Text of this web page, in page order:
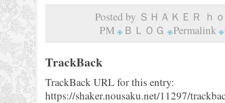
Posted by ＳＨＡＫＥＲ ｈ
PM
ＢＬＯＧ Permalink
TrackBack
TrackBack URL for this entry:
https://shaker.nousaku.net/11297/